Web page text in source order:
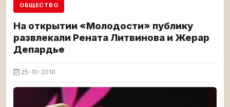
ОБЩЕСТВО
На открытии «Молодости» публику
развлекали Рената Литвинова и Жерар
Депардье
25-10-2010